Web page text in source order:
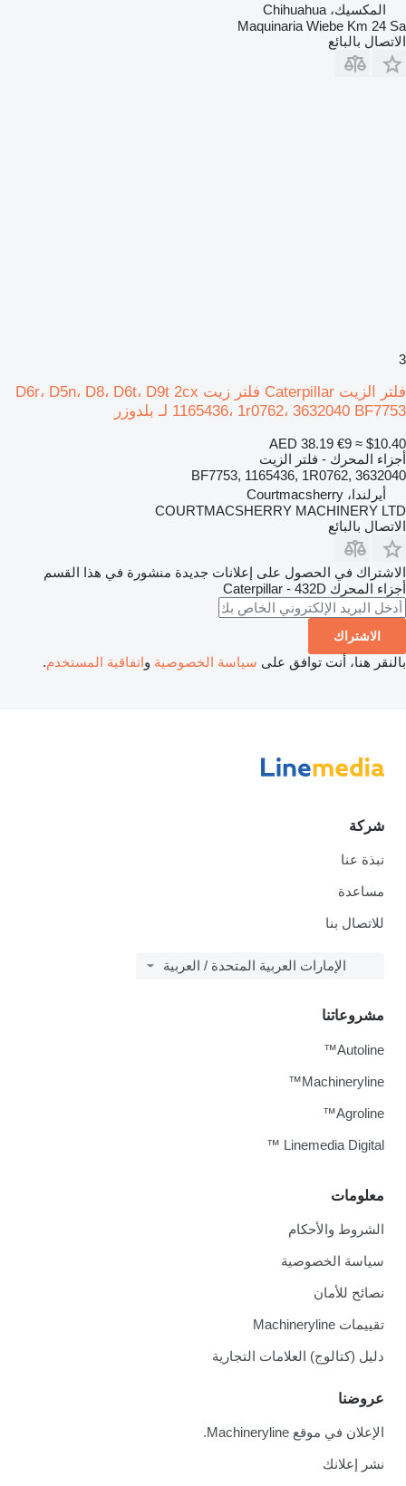
المكسيك، Chihuahua
Maquinaria Wiebe Km 24 Sa
الاتصال بالبائع
3
فلتر الزيت Caterpillar فلتر زيت D6r، D5n، D8، D6t، D9t 2cx
1165436، 1r0762، 3632040 BF7753 لـ بلدوزر
AED 38.19 €9 ≈ $10.40
أجزاء المحرك - فلتر الزيت
BF7753, 1165436, 1R0762, 3632040
أيرلندا، Courtmacsherry
COURTMACSHERRY MACHINERY LTD
الاتصال بالبائع
الاشتراك في الحصول على إعلانات جديدة منشورة في هذا القسم
أجزاء المحرك Caterpillar - 432D
الاشتراك
بالنقر هنا، أنت توافق على سياسة الخصوصية واتفاقية المستخدم.
شركة
نبذة عنا
مساعدة
للاتصال بنا
الإمارات العربية المتحدة / العربية
معلومات
الشروط والأحكام
سياسة الخصوصية
نصائح للأمان
تقييمات Machineryline
دليل (كتالوج) العلامات التجارية
عروضنا
الإعلان في موقع Machineryline.
نشر إعلانك
مشروعاتنا
Autoline™
Machineryline™
Agroline™
Linemedia Digital ™